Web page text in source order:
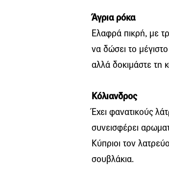
Άγρια ρόκα
Ελαφρά πικρή, με
να δώσει το
αλλά δοκιμάστε τη
Κόλιανδρος
Έχει φανατικούς
συνεισφέρει
Κύπριοι τον
σουβλάκια.